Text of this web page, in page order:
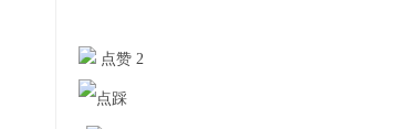
点赞 2